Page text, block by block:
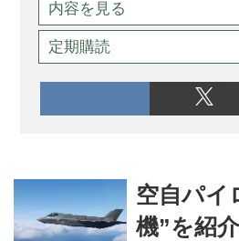
内容を見る
定期購読
空自パイ
機”を紹